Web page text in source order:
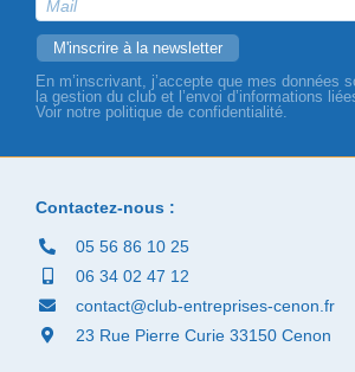
En m’inscrivant, j’accepte que mes données
la gestion du club et l’envoi d’informations
Voir notre politique de confidentialité.
Contactez-nous :
05 56 86 10 25
06 34 02 47 12
contact@club-entreprises-cenon.fr
23 Rue Pierre Curie 33150 Cenon